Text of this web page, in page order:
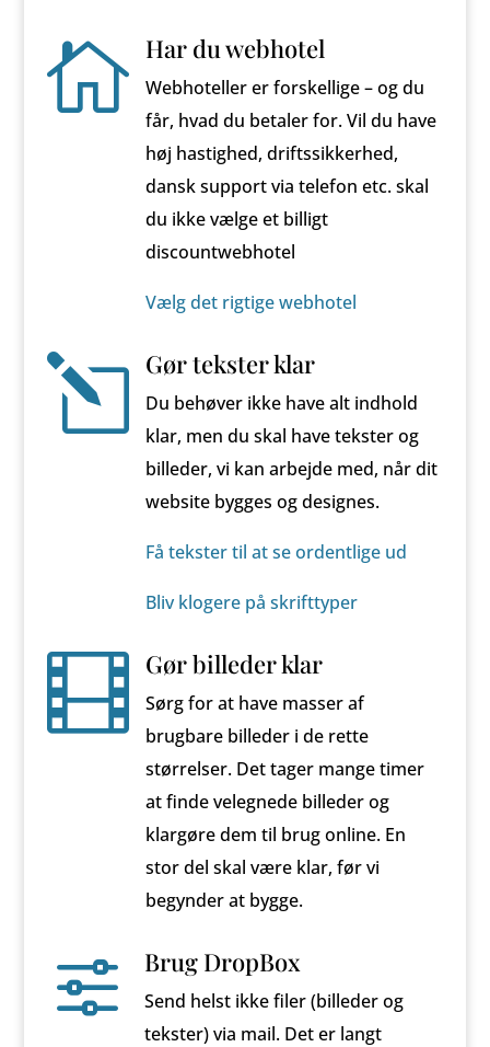
 Har du webhotel
Webhoteller er forskellige – og du
får, hvad du betaler for. Vil du have
høj hastighed, driftssikkerhed,
dansk support via telefon etc. skal
du ikke vælge et billigt
discountwebhotel
Vælg det rigtige webhotel
l Gør tekster klar
Du behøver ikke have alt indhold
klar, men du skal have tekster og
billeder, vi kan arbejde med, når dit
website bygges og designes.
Få tekster til at se ordentlige ud
Bliv klogere på skrifttyper
 Gør billeder klar
Sørg for at have masser af
brugbare billeder i de rette
størrelser. Det tager mange timer
at finde velegnede billeder og
klargøre dem til brug online. En
stor del skal være klar, før vi
begynder at bygge.
f Brug DropBox
Send helst ikke filer (billeder og
tekster) via mail. Det er langt